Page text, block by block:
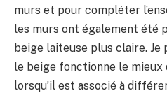
murs et pour compléter
les murs ont également été
beige laiteuse plus claire. Je
le beige fonctionne le mieux
lorsqu’il est associé à